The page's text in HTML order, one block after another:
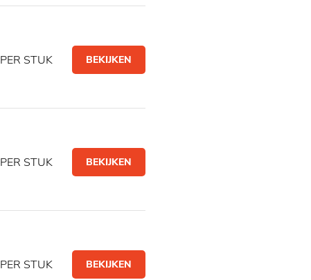
PER STUK BEKIJKEN
PER STUK BEKIJKEN
PER STUK BEKIJKEN